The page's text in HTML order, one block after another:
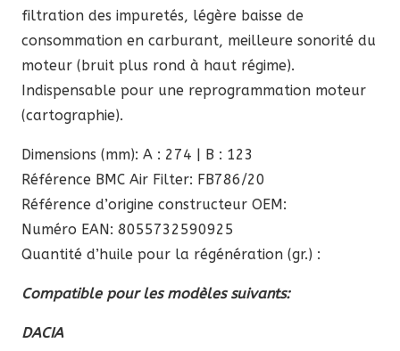
filtration des impuretés, légère baisse de
consommation en carburant, meilleure sonorité du
moteur (bruit plus rond à haut régime).
Indispensable pour une reprogrammation moteur
(cartographie).
Dimensions (mm): A : 274 | B : 123
Référence BMC Air Filter: FB786/20
Référence d’origine constructeur OEM:
Numéro EAN: 8055732590925
Quantité d’huile pour la régénération (gr.) :
Compatible pour les modèles suivants:
DACIA